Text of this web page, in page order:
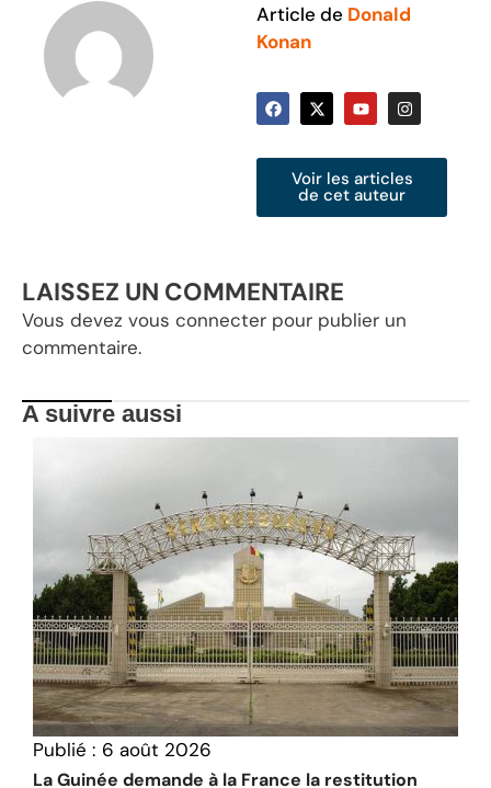
Article de Donald
Konan
Voir les articles
de cet auteur
LAISSEZ UN COMMENTAIRE
Vous devez vous connecter pour publier un
commentaire.
A suivre aussi
Publié : 6 août 2026
La Guinée demande à la France la restitution